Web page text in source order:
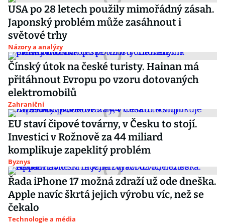
USA po 28 letech použily mimořádný zásah.
Japonský problém může zasáhnout i
světové trhy
Názory a analýzy
Čínský útok na české turisty. Hainan má
přitáhnout Evropu po vzoru dotovaných
elektromobilů
Zahraniční
EU staví čipové továrny, v Česku to stojí.
Investici v Rožnově za 44 miliard
komplikuje zapeklitý problém
Byznys
Řada iPhone 17 možná zdraží už ode dneška.
Apple navíc škrtá jejich výrobu víc, než se
čekalo
Technologie a média